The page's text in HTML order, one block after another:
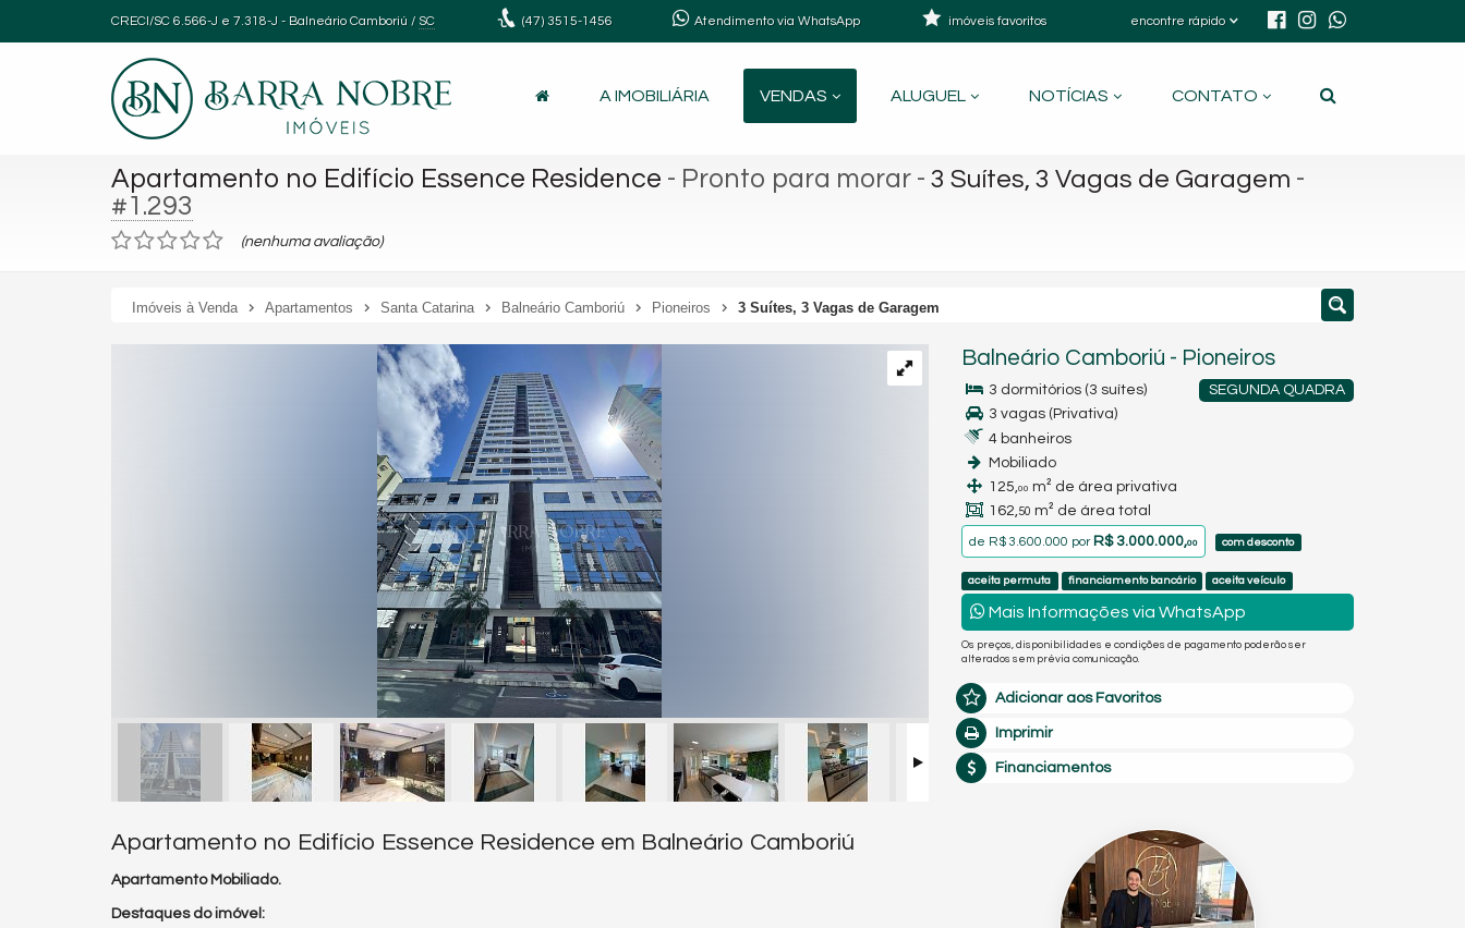
CRECI/SC 6.566-J e 7.318-J - Balneário Camboriú / SC (47)3515-1456 Atendimento via WhatsApp encontre rápido
imóveis favoritos
A IMOBILIÁRIA VENDAS ALUGUEL NOTÍCIAS CONTATO
Apartamento no Edifício Essence Residence - Pronto para morar - 3 Suítes, 3 Vagas de Garagem -
#1.293
(nenhuma avaliação)
Imóveis à Venda Apartamentos Santa Catarina Balneário Camboriú Pioneiros 3 Suítes, 3 Vagas de Garagem
Balneário Camboriú - Pioneiros
SEGUNDA QUADRA
3 dormitórios (3 suítes)
3 vagas (Privativa)
4 banheiros
Mobiliado
125,00 m² de área privativa
162,50 m² de área total
de R$ 3.600.000 porR$ 3.000.000,00 com desconto
aceita permuta financiamento bancário aceita veículo
Mais Informações via WhatsApp
Os preços, disponibilidades e condições de pagamento poderão ser
alterados sem prévia comunicação.
Adicionar aos Favoritos
Imprimir
Financiamentos
Apartamento no Edifício Essence Residence em Balneário Camboriú
Apartamento Mobiliado.
Destaques do imóvel: